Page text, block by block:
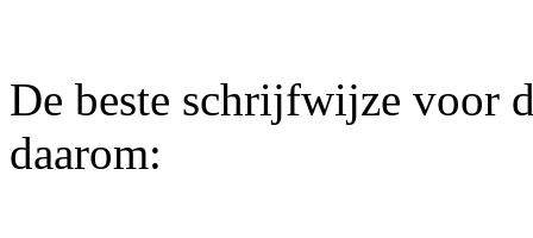
De beste schrijfwijze voor
daarom: